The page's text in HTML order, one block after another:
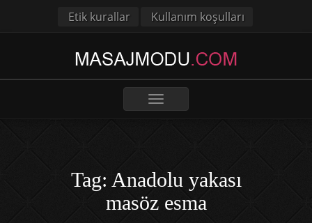
Etik kurallar Kullanım koşulları
Toggle
Tag: Anadolu yakası
masöz esma